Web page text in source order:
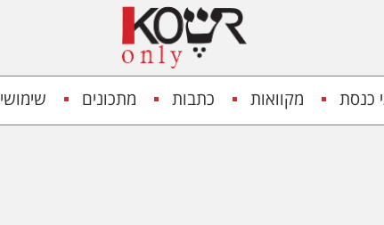
כנסת מקוואות כתבות מתכונים שימושי